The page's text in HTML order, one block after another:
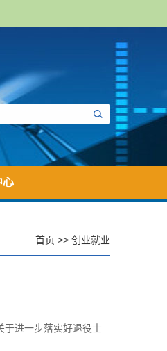
心
首页 >> 创业就业
于进一步落实好退役士